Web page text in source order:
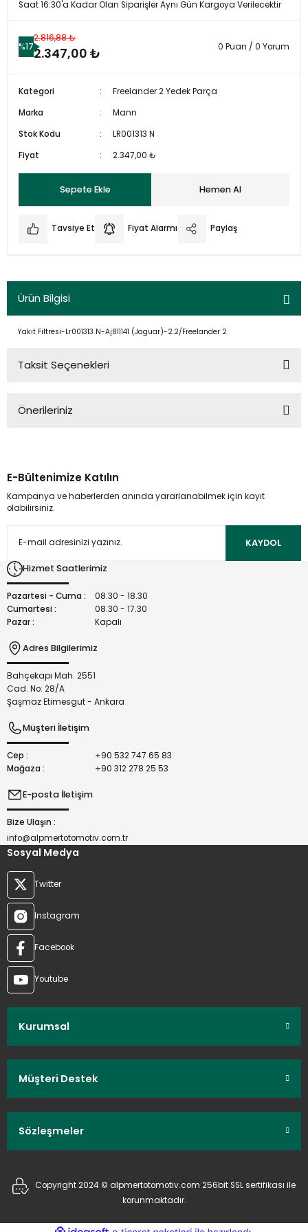
Saat 16:30'a Kadar Olan Siparişler Aynı Gün Kargoya Verilecektir
%17
2.816,88 ₺
2.347,00 ₺ 0 Puan / 0 Yorum
Kategori
Freelander 2 Yedek Parça
Marka
Mann
Stok Kodu
LR001313 N
Fiyat
2.347,00 ₺
Sepete Ekle Hemen Al
Tavsiye Et Fiyat Alarmı Paylaş
Ürün Bilgisi
Yakıt Filtresi-Lr001313 N-Aj811141 (Jaguar)-2.2/Freelander 2
Taksit Seçenekleri
Önerileriniz
kullanarak tarafımıza iletebilirsiniz.
Görüş ve önerileriniz için teşekkür ederiz.
Ürün açıklamasında eksik bilgiler bulunuyor.
Bu ürüne benzer farklı alternatifler olmalı.
E-Bültenimize Katılın
Kampanya ve haberlerden anında yararlanabilmek için kayıt
olabilirsiniz.
KAYDOL
Hizmet Saatlerimiz
Pazartesi - Cuma :
08.30 - 18.30
Cumartesi :
08.30 - 17.30
Pazar :
Kapalı
Adres Bilgilerimiz
Bahçekapı Mah. 2551
Cad. No: 28/A
Şaşmaz Etimesgut - Ankara
Müşteri İletişim
Cep :
+90 532 747 65 83
Mağaza :
+90 312 278 25 53
E-posta İletişim
Bize Ulaşın :
info@alpmertotomotiv.com.tr
Sosyal Medya
Twitter
Instagram
Facebook
Youtube
Kurumsal
Müşteri Destek
Sözleşmeler
Copyright 2024 © alpmertotomotiv.com 256bit SSL sertifikası ile
korunmaktadır.